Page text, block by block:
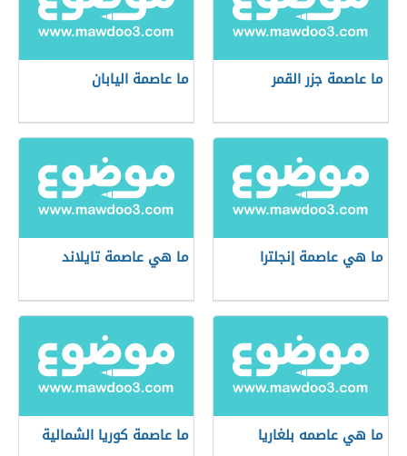
ما عاصمة جزر القمر ما عاصمة اليابان
ما هي عاصمة إنجلترا ما هي عاصمة تايلاند
ما هي عاصمه بلغاريا ما عاصمة كوريا الشمالية